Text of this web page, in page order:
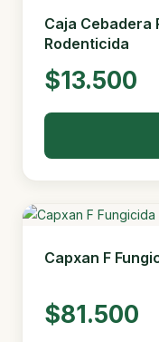
Caja Cebadera
Rodenticida
$13.500
Capxan F
$81.500